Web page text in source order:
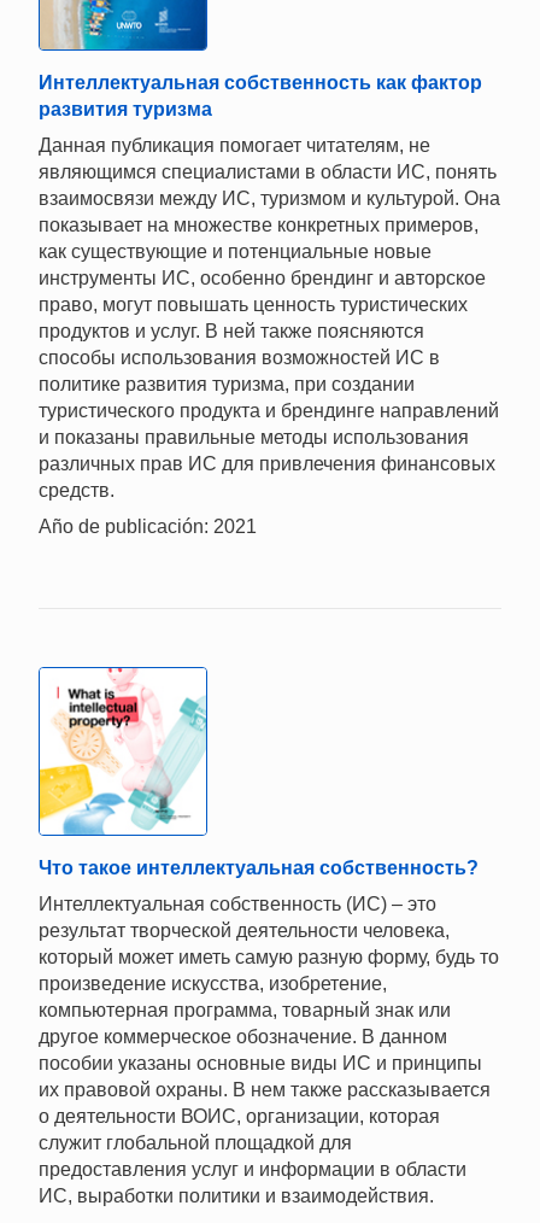
Интеллектуальная собственность как фактор
развития туризма
Данная публикация помогает читателям, не
являющимся специалистами в области ИС, понять
взаимосвязи между ИС, туризмом и культурой. Она
показывает на множестве конкретных примеров,
как существующие и потенциальные новые
инструменты ИС, особенно брендинг и авторское
право, могут повышать ценность туристических
продуктов и услуг. В ней также поясняются
способы использования возможностей ИС в
политике развития туризма, при создании
туристического продукта и брендинге направлений
и показаны правильные методы использования
различных прав ИС для привлечения финансовых
средств.
Año de publicación: 2021
Что такое интеллектуальная собственность?
Интеллектуальная собственность (ИС) – это
результат творческой деятельности человека,
который может иметь самую разную форму, будь то
произведение искусства, изобретение,
компьютерная программа, товарный знак или
другое коммерческое обозначение. В данном
пособии указаны основные виды ИС и принципы
их правовой охраны. В нем также рассказывается
о деятельности ВОИС, организации, которая
служит глобальной площадкой для
предоставления услуг и информации в области
ИС, выработки политики и взаимодействия.